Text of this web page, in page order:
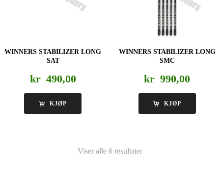
WINNERS STABILIZER LONG
SAT
kr 490,00
KJØP
WINNERS STABILIZER LONG
SMC
kr 990,00
KJØP
Viser alle 6 resultater